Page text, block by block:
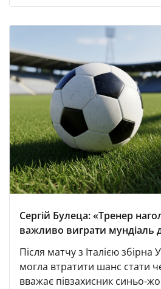
Сергій Булеца: «Тренер
важливо виграти мундіаль
наших військових»
Після матчу з Італією збірна
могла втратити шанс стати
вважає півзахисник синьо-